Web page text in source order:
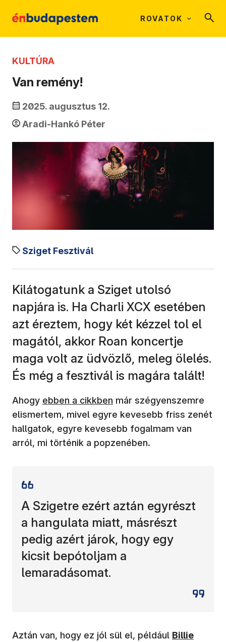
ROVATOK
KULTÚRA
Van remény!
2025. augusztus 12.
Aradi-Hankó Péter
Sziget Fesztivál
Kilátogatunk a Sziget utolsó
napjára is. Ha Charli XCX esetében
azt éreztem, hogy két kézzel tol el
magától, akkor Roan koncertje
maga volt az üdvözlő, meleg ölelés.
És még a fesztivál is magára talált!
Ahogy (új ablakban nyílik meg)
ebben a cikkben már szégyenszemre
elismertem, mivel egyre kevesebb friss zenét
hallgatok, egyre kevesebb fogalmam van
arról, mi történik a popzenében.
A Szigetre ezért aztán egyrészt
a hangulata miatt, másrészt
pedig azért járok, hogy egy
kicsit bepótoljam a
lemaradásomat.
Aztán van, hogy ez jól sül el, például (új
Billie